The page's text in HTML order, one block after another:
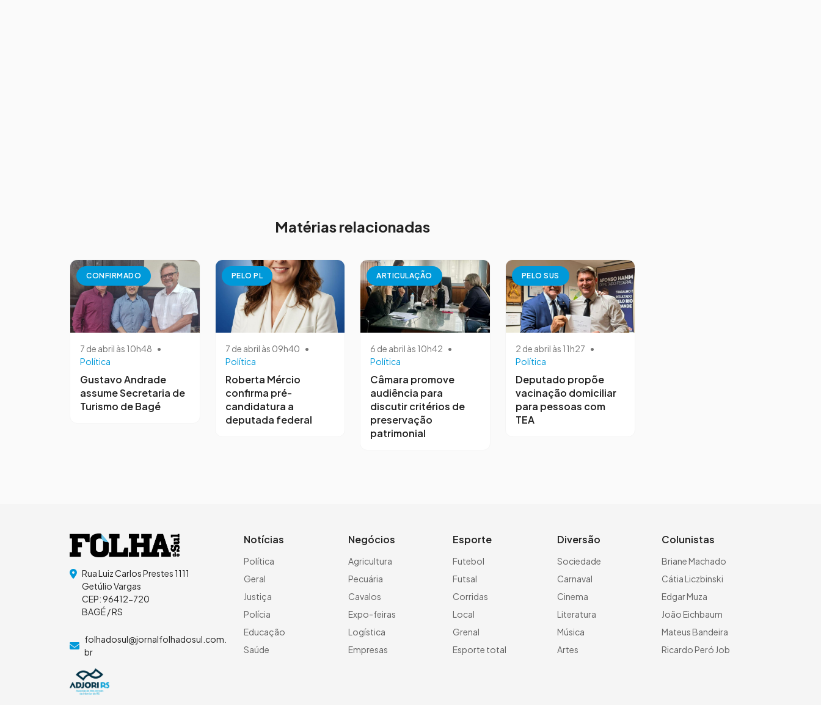
Matérias relacionadas
CONFIRMADO
7 de abril às 10h48 •
Política
Gustavo Andrade
assume Secretaria de
Turismo de Bagé
PELO PL
7 de abril às 09h40 •
Política
Roberta Mércio
confirma pré-
candidatura a
deputada federal
ARTICULAÇÃO
6 de abril às 10h42 •
Política
Câmara promove
audiência para
discutir critérios de
preservação
patrimonial
PELO SUS
2 de abril às 11h27 •
Política
Deputado propõe
vacinação domiciliar
para pessoas com
TEA
Rua Luiz Carlos Prestes 1111
Getúlio Vargas
CEP: 96412-720
BAGÉ / RS
folhadosul@jornalfolhadosul.com.
br
Notícias
Política
Geral
Justiça
Polícia
Educação
Saúde
Negócios
Agricultura
Pecuária
Cavalos
Expo-feiras
Logística
Empresas
Esporte
Futebol
Futsal
Corridas
Local
Grenal
Esporte total
Diversão
Sociedade
Carnaval
Cinema
Literatura
Música
Artes
Colunistas
Briane Machado
Cátia Liczbinski
Edgar Muza
João Eichbaum
Mateus Bandeira
Ricardo Peró Job